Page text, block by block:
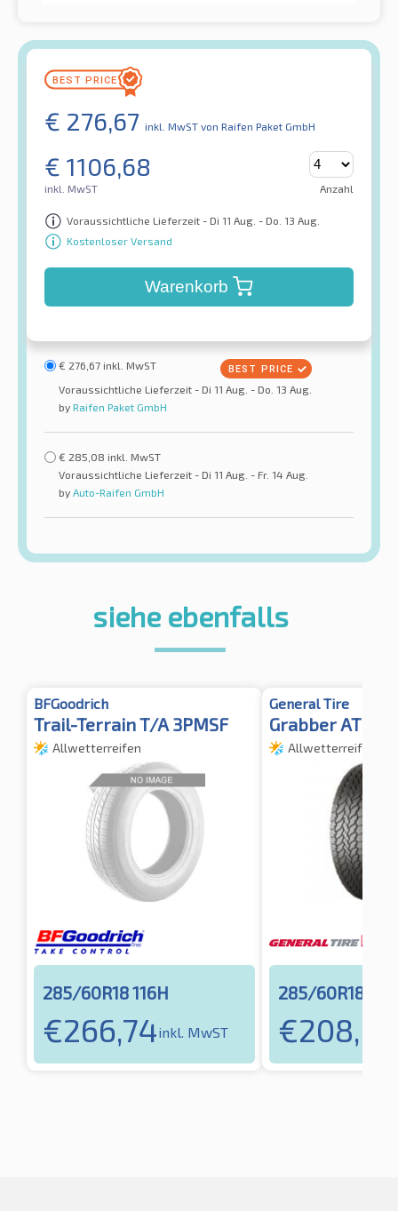
€ 276,67 inkl. MwST von Raifen Paket GmbH
€ 1106,68
inkl. MwST Anzahl
Voraussichtliche Lieferzeit - Di 11 Aug. - Do. 13 Aug.
Kostenloser Versand
Warenkorb
€ 276,67 inkl. MwST
Voraussichtliche Lieferzeit - Di 11 Aug. - Do. 13 Aug.
by Raifen Paket GmbH
€ 285,08 inkl. MwST
Voraussichtliche Lieferzeit - Di 11 Aug. - Fr. 14 Aug.
by Auto-Raifen GmbH
siehe ebenfalls
BFGoodrich
Trail-Terrain T/A 3PMSF
Allwetterreifen
285/60R18 116H
€266,74inkl. MwST
General Tire
Grabber AT3
Allwetterreifen
285/60R18
€208,21